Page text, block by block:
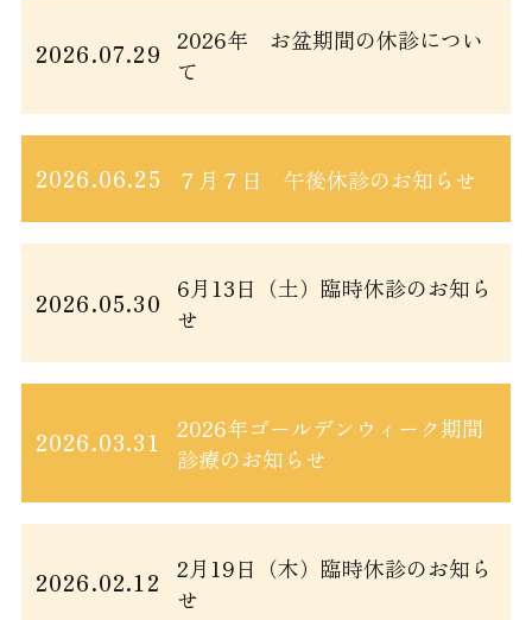
2026.07.29 2026年 お盆期間の休診につい
て
2026.06.25 ７月７日 午後休診のお知らせ
2026.05.30
6月13日（土）臨時休診のお知ら
せ
2026.03.31
2026年ゴールデンウィーク期間
診療のお知らせ
2026.02.12
2月19日（木）臨時休診のお知ら
せ